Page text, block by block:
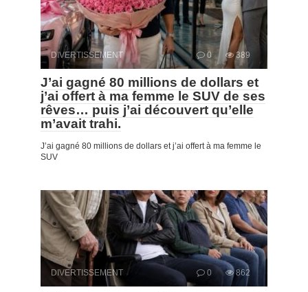
DIVERTISSEMENT 0 389
J’ai gagné 80 millions de dollars et
j’ai offert à ma femme le SUV de ses
rêves… puis j’ai découvert qu’elle
m’avait trahi.
J’ai gagné 80 millions de dollars et j’ai offert à ma femme le
SUV
DIVERTISSEMENT 0 862